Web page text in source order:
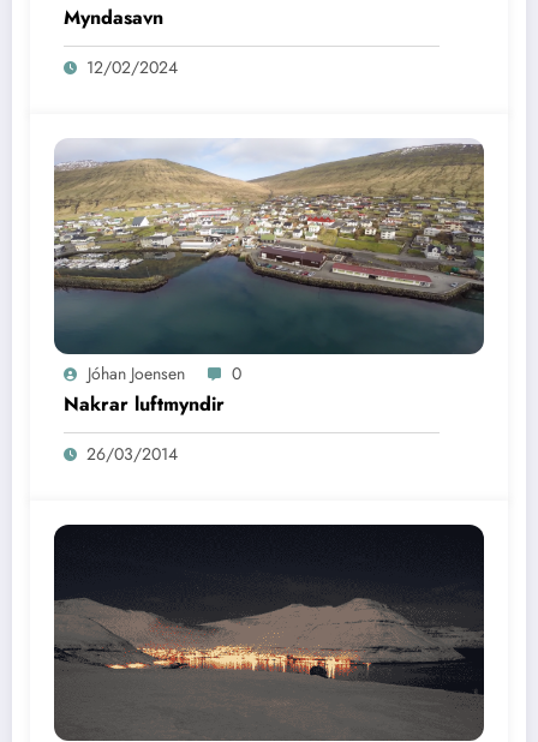
Myndasavn
12/02/2024
Jóhan Joensen 0
Nakrar luftmyndir
26/03/2014